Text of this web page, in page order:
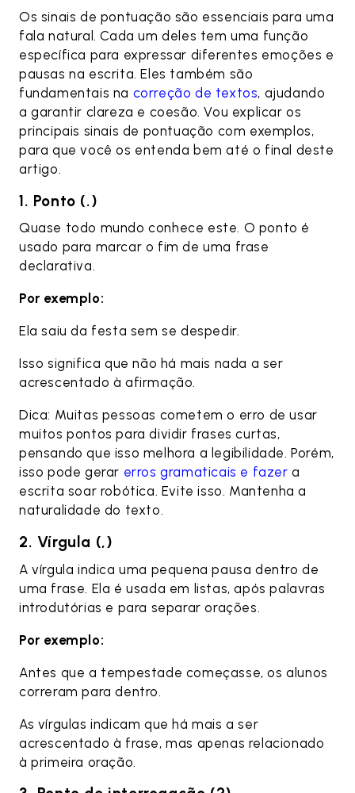
Os sinais de pontuação são essenciais para uma
fala natural. Cada um deles tem uma função
específica para expressar diferentes emoções e
pausas na escrita. Eles também são
fundamentais na correção de textos, ajudando
a garantir clareza e coesão. Vou explicar os
principais sinais de pontuação com exemplos,
para que você os entenda bem até o final deste
artigo.
1. Ponto (.)
Quase todo mundo conhece este. O ponto é
usado para marcar o fim de uma frase
declarativa.
Por exemplo:
Ela saiu da festa sem se despedir.
Isso significa que não há mais nada a ser
acrescentado à afirmação.
Dica: Muitas pessoas cometem o erro de usar
muitos pontos para dividir frases curtas,
pensando que isso melhora a legibilidade. Porém,
isso pode gerar erros gramaticais e fazer a
escrita soar robótica. Evite isso. Mantenha a
naturalidade do texto.
2. Vírgula (,)
A vírgula indica uma pequena pausa dentro de
uma frase. Ela é usada em listas, após palavras
introdutórias e para separar orações.
Por exemplo:
Antes que a tempestade começasse, os alunos
correram para dentro.
As vírgulas indicam que há mais a ser
acrescentado à frase, mas apenas relacionado
à primeira oração.